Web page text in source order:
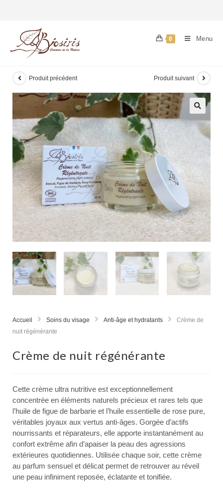
0 Menu
Produit précédent Produit suivant
Accueil Soins du visage Anti-âge et hydratants
Crème de
nuit régénérante
Crème de nuit régénérante
Cette crème ultra nutritive est exceptionnellement
concentrée en éléments naturels précieux et rares tels que
l’huile de figue de barbarie et l’huile essentielle de rose pure,
véritables joyaux aux vertus anti-âges. Gorgée d’actifs
nourrissants et réparateurs, elle apporte instantanément au
confort extrême afin d’apaiser la peau des agressions
extérieures quotidiennes. Utilisée chaque soir, cette crème
au parfum sensuel et délicat permet de retrouver au réveil
une peau infiniment reposée, éclatante et tonifiée.